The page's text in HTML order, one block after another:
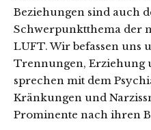
Beziehungen sind auch
Schwerpunktthema der
LUFT. Wir befassen uns
Trennungen, Erziehung
sprechen mit dem
Kränkungen und
Prominente nach ihren